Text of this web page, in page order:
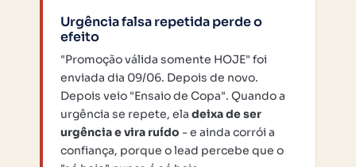
Urgência falsa repetida perde o
efeito
"Promoção válida somente HOJE" foi
enviada dia 09/06. Depois de novo.
Depois veio "Ensaio de Copa". Quando a
urgência se repete, ela deixa de ser
urgência e vira ruído - e ainda corrói a
confiança, porque o lead percebe que o